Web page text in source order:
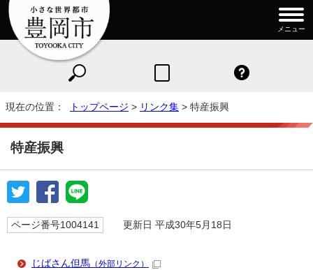
メニュー
現在の位置： トップページ > リンク集 > 特産振興
特産振興
ページ番号1004141 更新日 平成30年5月18日
じばさん但馬 （外部リンク）